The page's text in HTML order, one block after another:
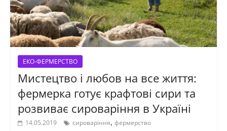
ЕКО-ФЕРМЕРСТВО
Мистецтво і любов на все життя:
фермерка готує крафтові сири та
розвиває сироваріння в Україні
14.05.2019 сироваріння, фермерство